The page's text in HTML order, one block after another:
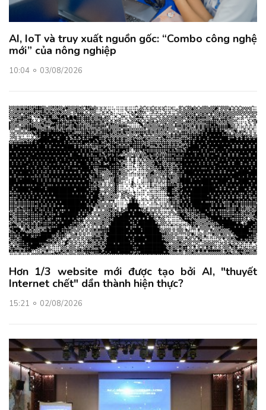
AI, IoT và truy xuất nguồn gốc: “Combo công nghệ
mới” của nông nghiệp
10:04 03/08/2026
Hơn 1/3 website mới được tạo bởi AI, "thuyết
Internet chết" dần thành hiện thực?
15:21 02/08/2026